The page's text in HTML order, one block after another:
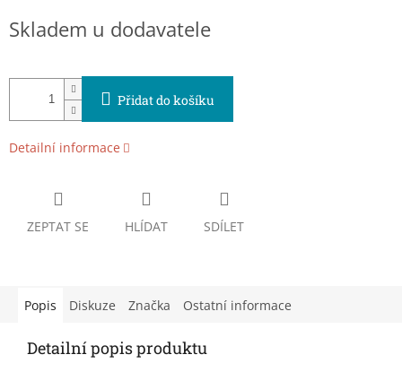
cena:
Skladem u dodavatele
Přidat do košíku
Detailní informace
ZEPTAT SE HLÍDAT SDÍLET
Popis Diskuze Značka Ostatní informace
Detailní popis produktu